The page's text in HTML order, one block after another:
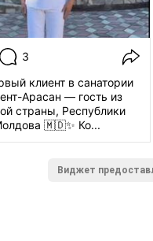
3
клиент в санатории
Арасан — гость из
страны, Республики
🇲🇩✨ Ко...
Виджет